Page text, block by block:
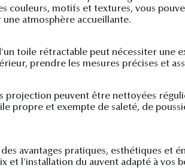
couleurs, motifs et textures, vous
atmosphère accueillante.
toile rétractable peut nécessiter une
prendre les mesures précises et
projection peuvent être nettoyées
propre et exempte de saleté, de
avantages pratiques, esthétiques et
et l'installation du auvent adapté à